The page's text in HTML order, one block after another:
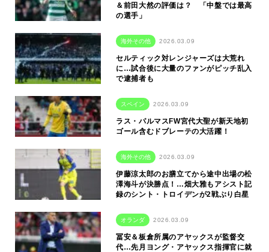
＆前田大然の評価は？ 「中盤では最高
の選手」
海外その他 2026.03.09
セルティック対レンジャーズは大荒れ
に…試合後に大量のファンがピッチ乱入
で逮捕者も
スペイン 2026.03.09
ラス・パルマスFW宮代大聖が新天地初
ゴール含むドブレーテの大活躍！
海外その他 2026.03.09
伊藤涼太郎のお膳立てから途中出場の松
澤海斗が決勝点！…畑大雅もアシスト記
録のシント・トロイデンが2戦ぶり白星
オランダ 2026.03.09
冨安＆板倉所属のアヤックスが監督交
代…先月ヨング・アヤックス指揮官に就